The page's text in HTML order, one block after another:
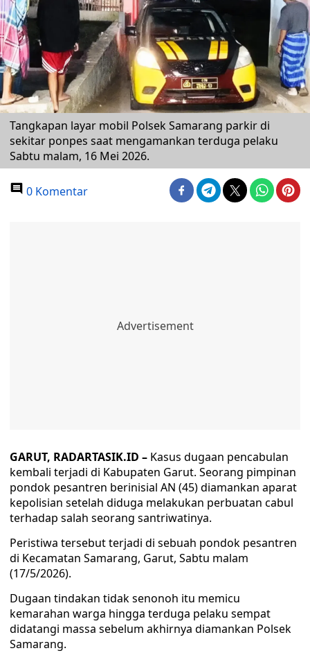
Tangkapan layar mobil Polsek Samarang parkir di
sekitar ponpes saat mengamankan terduga pelaku
Sabtu malam, 16 Mei 2026.
0 Komentar
GARUT, RADARTASIK.ID – Kasus dugaan pencabulan
kembali terjadi di Kabupaten Garut. Seorang pimpinan
pondok pesantren berinisial AN (45) diamankan aparat
kepolisian setelah diduga melakukan perbuatan cabul
terhadap salah seorang santriwatinya.
Peristiwa tersebut terjadi di sebuah pondok pesantren
di Kecamatan Samarang, Garut, Sabtu malam
(17/5/2026).
Dugaan tindakan tidak senonoh itu memicu
kemarahan warga hingga terduga pelaku sempat
didatangi massa sebelum akhirnya diamankan Polsek
Samarang.